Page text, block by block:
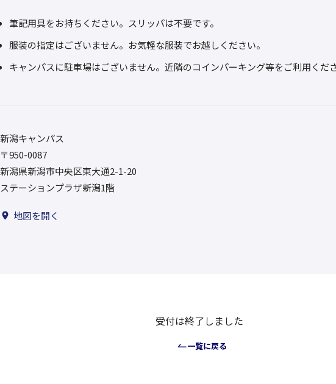
筆記用具をお持ちください。スリッパは不要です。
服装の指定はございません。お気軽な服装でお越しください。
キャンパスに駐車場はございません。近隣のコインパーキング等をご利用くだ
新潟キャンパス
〒950-0087
新潟県新潟市中央区東大通2-1-20
ステーションプラザ新潟1階
地図を開く
受付は終了しました
一覧に戻る